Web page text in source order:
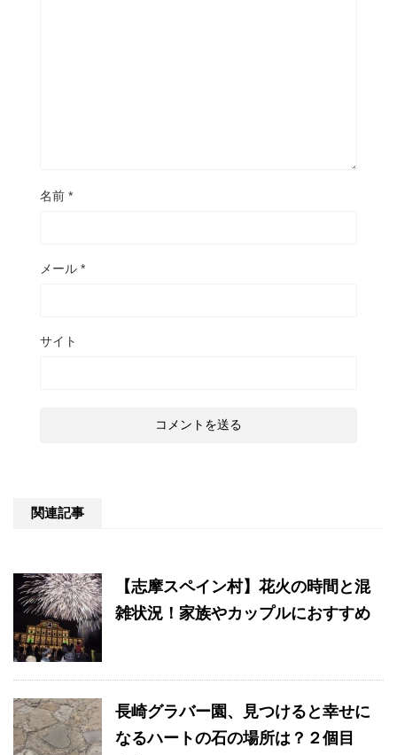
名前 *
メール *
サイト
関連記事
【志摩スペイン村】花火の時間と混
雑状況！家族やカップルにおすすめ
長崎グラバー園、見つけると幸せに
なるハートの石の場所は？２個目